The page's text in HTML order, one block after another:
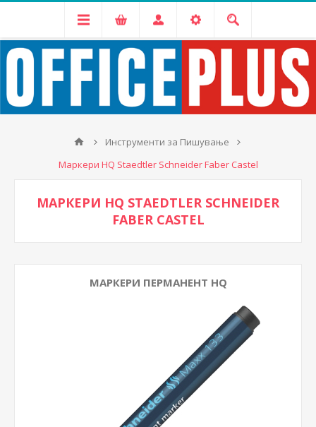
Инструменти за Пишување
Маркери HQ Staedtler Schneider Faber Castel
МАРКЕРИ HQ STAEDTLER SCHNEIDER
FABER CASTEL
МАРКЕРИ ПЕРМАНЕНТ HQ